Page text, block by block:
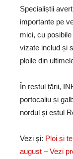
Specialiștii
importante pe
mici, cu
vizate includ și
ploile din
În restul țării,
portocaliu și
nordul și estul
Vezi și: Ploi și
august – Vezi